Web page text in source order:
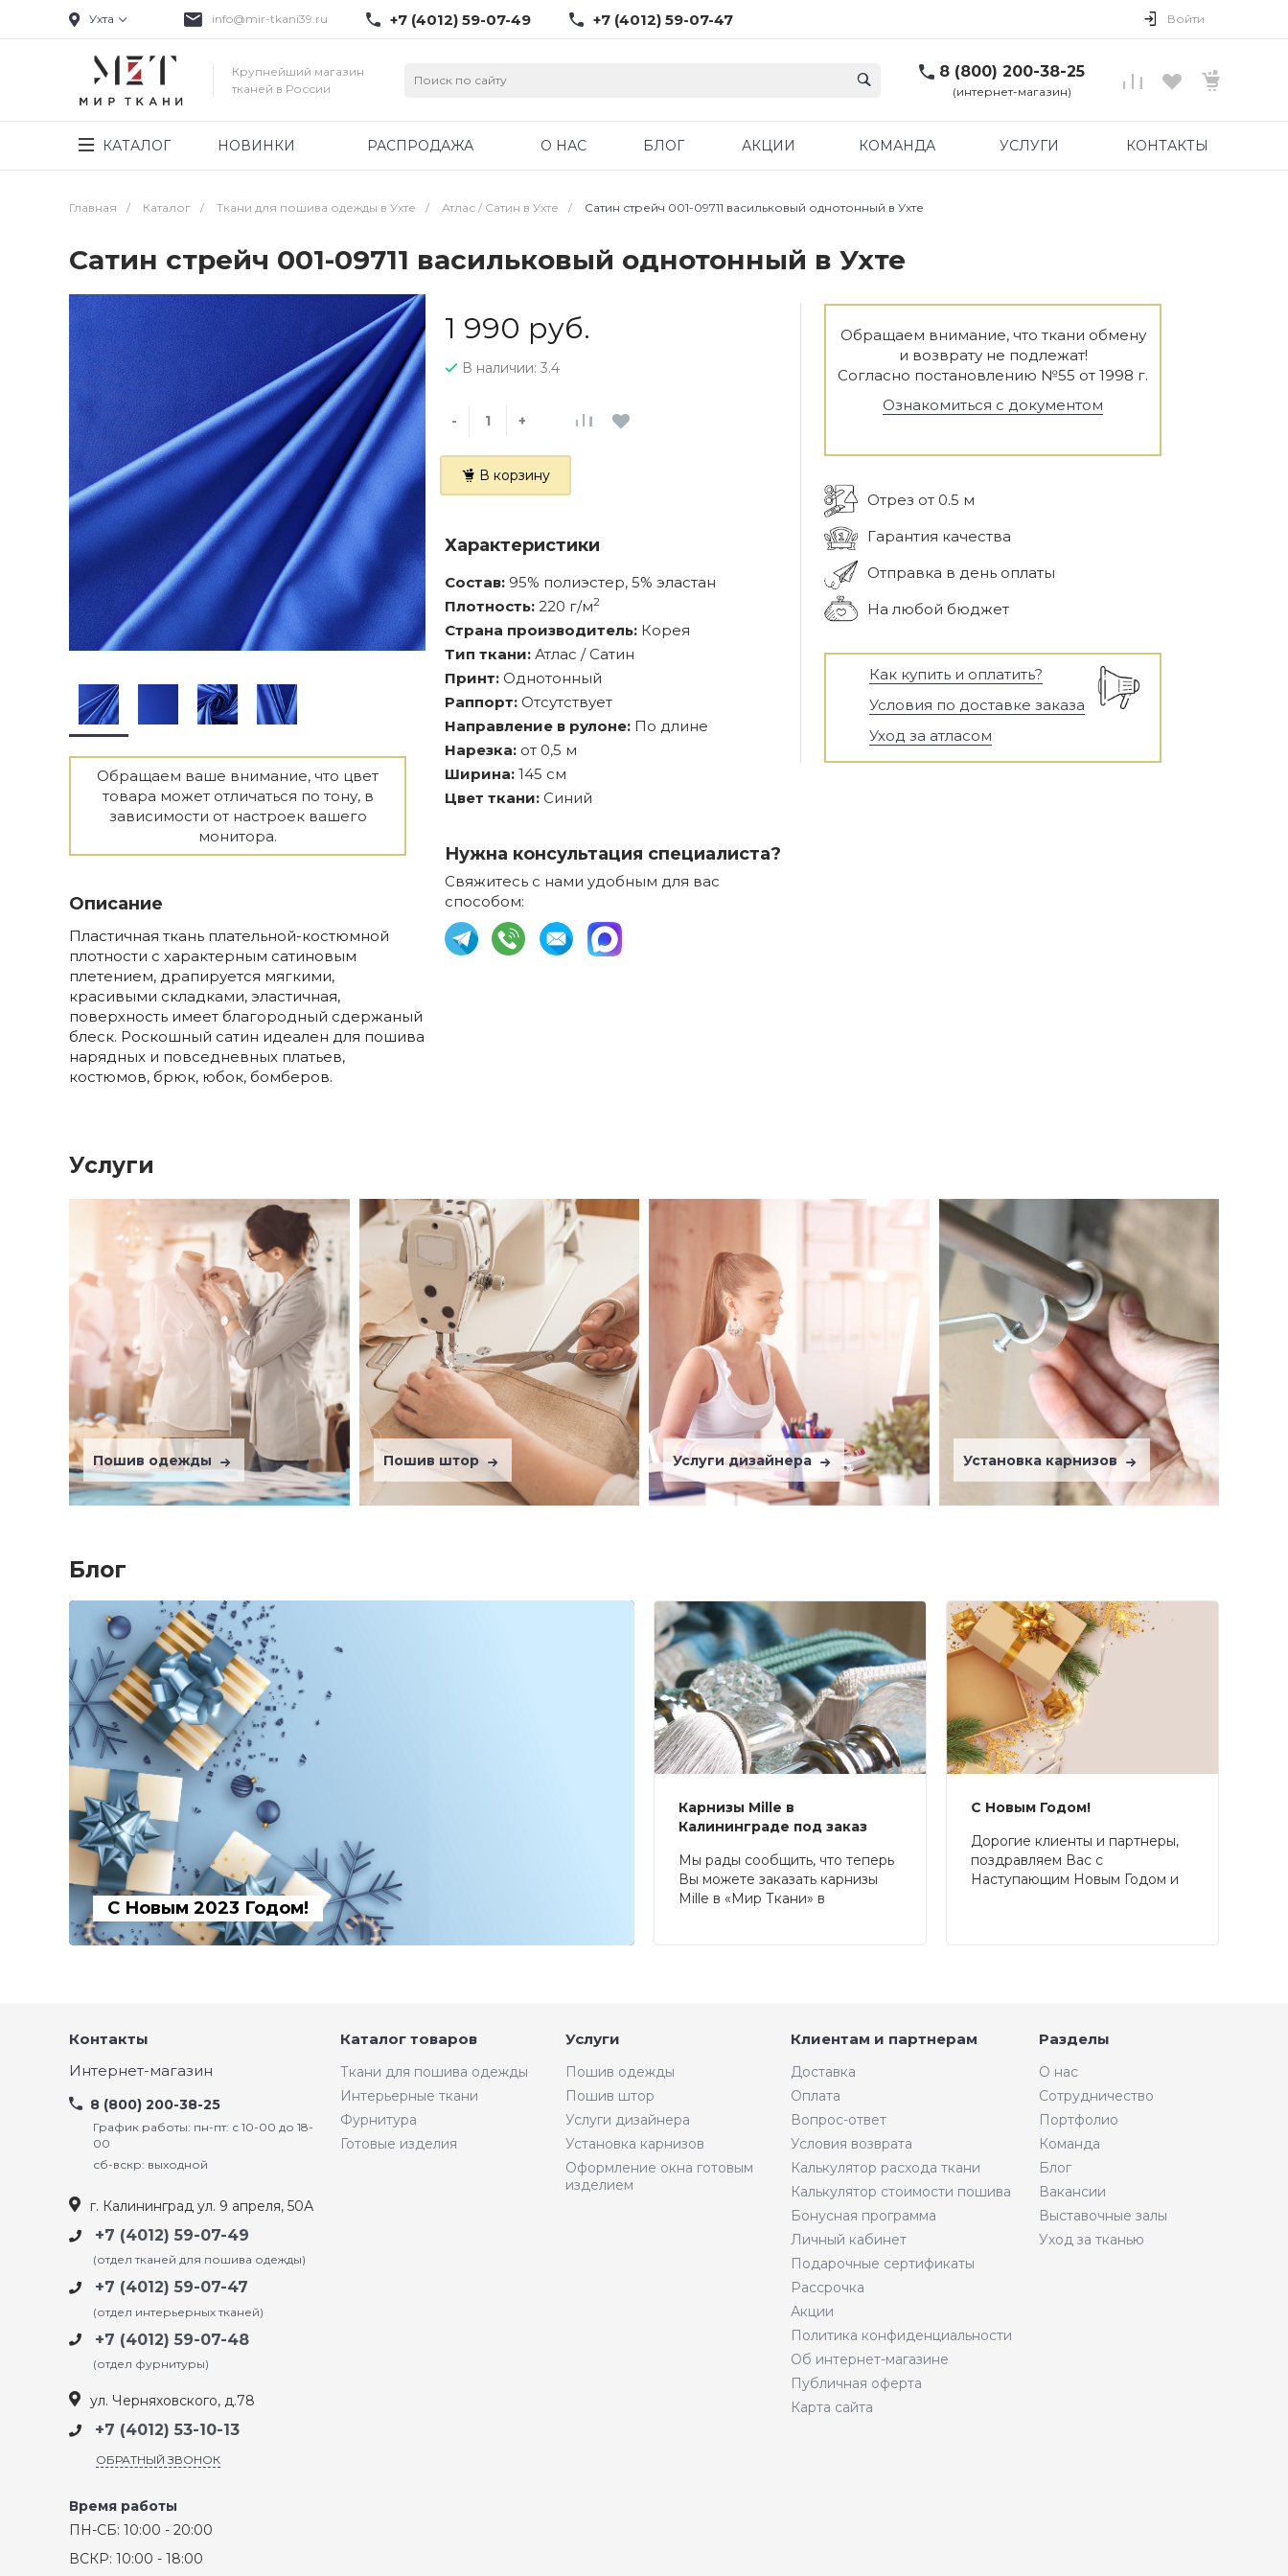
Ухта info@mir-tkani39.ru +7 (4012) 59-07-49 +7 (4012) 59-07-47 Войти
Крупнейший магазин
тканей в России
8 (800) 200-38-25
(интернет-магазин)
КАТАЛОГ НОВИНКИ РАСПРОДАЖА О НАС БЛОГ АКЦИИ КОМАНДА УСЛУГИ КОНТАКТЫ
Главная / Каталог / Ткани для пошива одежды в Ухте / Атлас / Cатин в Ухте / Сатин стрейч 001-09711 васильковый однотонный в Ухте
Сатин стрейч 001-09711 васильковый однотонный в Ухте
Обращаем ваше внимание, что цвет
товара может отличаться по тону, в
зависимости от настроек вашего
монитора.
Описание
Пластичная ткань плательной-костюмной
плотности с характерным сатиновым
плетением, драпируется мягкими,
красивыми складками, эластичная,
поверхность имеет благородный сдержаный
блеск. Роскошный сатин идеален для пошива
нарядных и повседневных платьев,
костюмов, брюк, юбок, бомберов.
1 990 руб.
В наличии: 3.4
- +
В корзину
Характеристики
Состав: 95% полиэстер, 5% эластан
Плотность: 220 г/м2
Страна производитель: Корея
Тип ткани: Атлас / Сатин
Принт: Однотонный
Раппорт: Отсутствует
Направление в рулоне: По длине
Нарезка: от 0,5 м
Ширина: 145 см
Цвет ткани: Синий
Нужна консультация специалиста?
Свяжитесь с нами удобным для вас
способом:
Обращаем внимание, что ткани обмену
и возврату не подлежат!
Согласно постановлению №55 от 1998 г.
Ознакомиться с документом
Отрез от 0.5 м
Гарантия качества
Отправка в день оплаты
На любой бюджет
Как купить и оплатить?
Условия по доставке заказа
Уход за атласом
Услуги
Пошив одежды Пошив штор Услуги дизайнера Установка карнизов
Блог
С Новым 2023 Годом!
Карнизы Mille в
Калининграде под заказ
Мы рады сообщить, что теперь
Вы можете заказать карнизы
Mille в «Мир Ткани» в
С Новым Годом!
Дорогие клиенты и партнеры,
поздравляем Вас с
Наступающим Новым Годом и
Контакты
Интернет-магазин
8 (800) 200-38-25
График работы: пн-пт: с 10-00 до 18-
00
сб-вскр: выходной
г. Калининград ул. 9 апреля, 50А
+7 (4012) 59-07-49
(отдел тканей для пошива одежды)
+7 (4012) 59-07-47
(отдел интерьерных тканей)
+7 (4012) 59-07-48
(отдел фурнитуры)
ул. Черняховского, д.78
+7 (4012) 53-10-13
ОБРАТНЫЙ ЗВОНОК
Время работы
ПН-СБ: 10:00 - 20:00
ВСКР: 10:00 - 18:00
Каталог товаров
Ткани для пошива одежды
Интерьерные ткани
Фурнитура
Готовые изделия
Услуги
Пошив одежды
Пошив штор
Услуги дизайнера
Установка карнизов
Оформление окна готовым
изделием
Клиентам и партнерам
Доставка
Оплата
Вопрос-ответ
Условия возврата
Калькулятор расхода ткани
Калькулятор стоимости пошива
Бонусная программа
Личный кабинет
Подарочные сертификаты
Рассрочка
Акции
Политика конфиденциальности
Об интернет-магазине
Публичная оферта
Карта сайта
Разделы
О нас
Сотрудничество
Портфолио
Команда
Блог
Вакансии
Выставочные залы
Уход за тканью